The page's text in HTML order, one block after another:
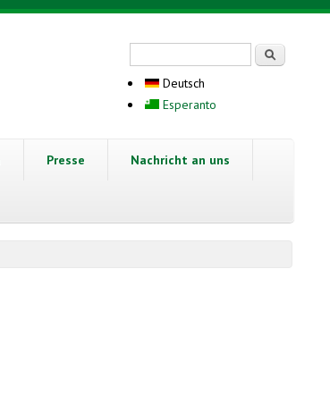
Deutsch
Esperanto
Presse Nachricht an uns